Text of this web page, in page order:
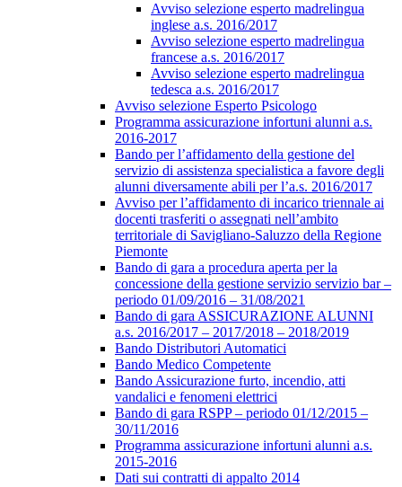
Avviso selezione esperto madrelingua
inglese a.s. 2016/2017
Avviso selezione esperto madrelingua
francese a.s. 2016/2017
Avviso selezione esperto madrelingua
tedesca a.s. 2016/2017
Avviso selezione Esperto Psicologo
Programma assicurazione infortuni alunni a.s.
2016-2017
Bando per l’affidamento della gestione del
servizio di assistenza specialistica a favore degli
alunni diversamente abili per l’a.s. 2016/2017
Avviso per l’affidamento di incarico triennale ai
docenti trasferiti o assegnati nell’ambito
territoriale di Savigliano-Saluzzo della Regione
Piemonte
Bando di gara a procedura aperta per la
concessione della gestione servizio servizio bar –
periodo 01/09/2016 – 31/08/2021
Bando di gara ASSICURAZIONE ALUNNI
a.s. 2016/2017 – 2017/2018 – 2018/2019
Bando Distributori Automatici
Bando Medico Competente
Bando Assicurazione furto, incendio, atti
vandalici e fenomeni elettrici
Bando di gara RSPP – periodo 01/12/2015 –
30/11/2016
Programma assicurazione infortuni alunni a.s.
2015-2016
Dati sui contratti di appalto 2014